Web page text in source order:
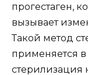
прогестаген,
вызывает
Такой метод
применяется в
стерилизация